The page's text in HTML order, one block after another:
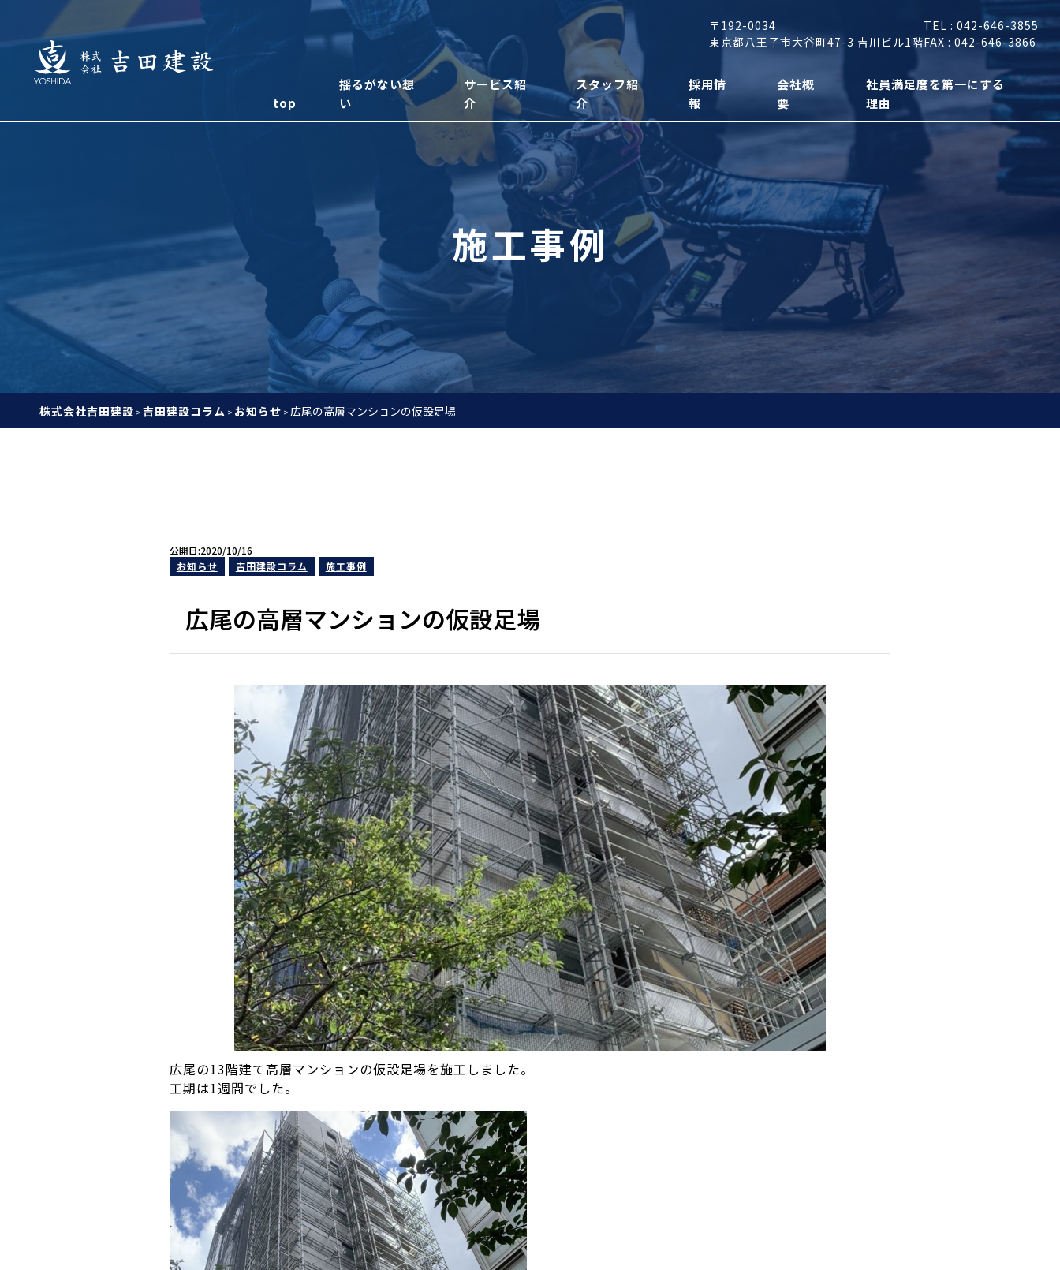
〒192-0034
東京都八王子市大谷町47-3 吉川ビル1階
TEL : 042-646-3855
FAX : 042-646-3866
top
揺るがない想
い
サービス紹
介
スタッフ紹
介
採用情
報
会社概
要
社員満足度を第一にする
理由
施工事例
株式会社吉田建設 > 吉田建設コラム > お知らせ > 広尾の高層マンションの仮設足場
公開日:2020/10/16
お知らせ
吉田建設コラム 施工事例
広尾の高層マンションの仮設足場
広尾の13階建て高層マンションの仮設足場を施工しました。
工期は1週間でした。